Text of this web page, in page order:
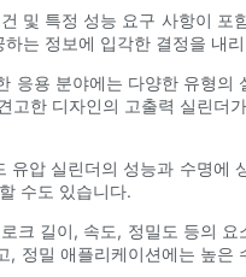
및 특정 성능 요구 사항이 포
는 정보에 입각한 결정을 내
용 분야에는 다양한 유형의
한 디자인의 고출력 실린더
압 실린더의 성능과 수명에
수도 있습니다.
길이, 속도, 정밀도 등의
정밀 애플리케이션에는 높은